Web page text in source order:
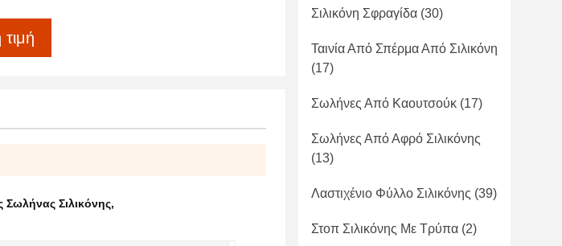
Σιλικόνης,
Σιλικόνη Σφραγίδα (30)
Ταινία Από Σπέρμα Από Σιλικόνη
(17)
Σωλήνες Από Καουτσούκ (17)
Σωλήνες Από Αφρό Σιλικόνης
(13)
Λαστιχένιο Φύλλο Σιλικόνης (39)
Στοπ Σιλικόνης Με Τρύπα (2)